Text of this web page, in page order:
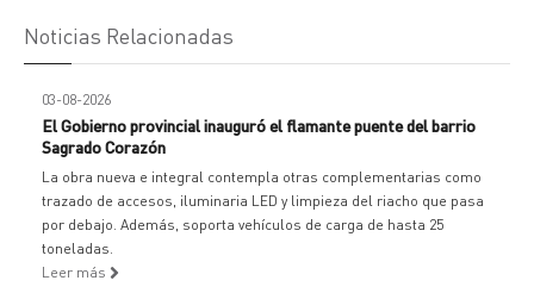
Noticias Relacionadas
03-08-2026
El Gobierno provincial inauguró el flamante puente del barrio
Sagrado Corazón
La obra nueva e integral contempla otras complementarias como
trazado de accesos, iluminaria LED y limpieza del riacho que pasa
por debajo. Además, soporta vehículos de carga de hasta 25
toneladas.
Leer más